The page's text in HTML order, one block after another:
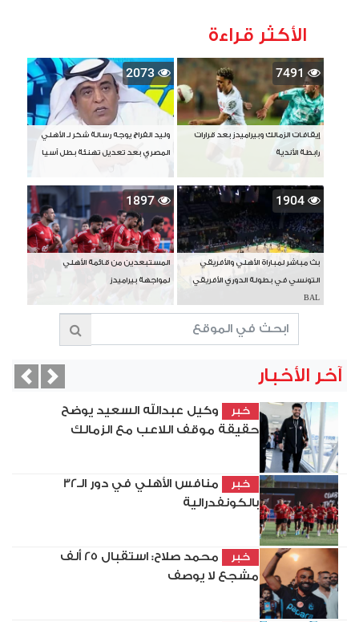
الأكثر قراءة
7491
إيقافات الزمالك وبيراميدز بعد قرارات
رابطة الأندية
2073
وليد الفراج يوجه رسالة شكر لـ الأهلي
المصري بعد تعديل تهنئة بطل آسيا
1904
بث مباشر لمباراة الأهلي والأفريقي
التونسي في بطولة الدوري الأفريقي
BAL
1897
المستبعدين من قائمة الأهلي
لمواجهة بيراميدز
آخر الأخبار
خبر
وكيل عبدالله السعيد يوضح
حقيقة موقف اللاعب مع الزمالك
خبر
منافس الأهلي في دور الـ32
بالكونفدرالية
خبر
محمد صلاح: استقبال 25 ألف
مشجع لا يوصف
Next